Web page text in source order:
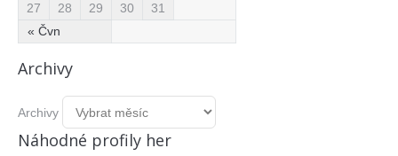
« Čvn
27
28 29 30 31
Archivy
Archivy
Náhodné profily her